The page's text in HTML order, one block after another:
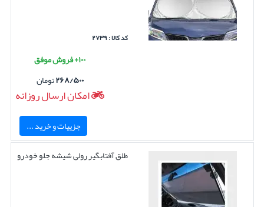
کد کالا : ۲۷۳۹
۱۰۰+ فروش موفق
۲۶۸/۵۰۰تومان
امکان ارسال روزانه
جزییات و خرید ...
طلق آفتابگیر رولی شیشه جلو خودرو